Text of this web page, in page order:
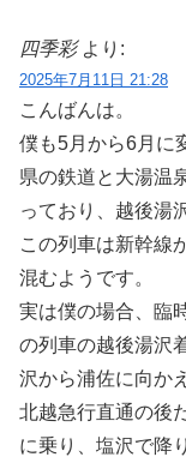
四季彩 より:
2025年7月11日 21:28
こんばんは。
僕も5月から6月に
県の鉄道と大湯温
っており、越後湯
この列車は新幹線
混むようです。
実は僕の場合、臨
の列車の越後湯沢
沢から浦佐に向か
北越急行直通の後
に乗り、塩沢で降